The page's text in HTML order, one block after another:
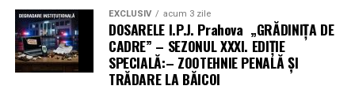
EXCLUSIV acum 3 zile
DOSARELE I.P.J. Prahova „GRĂDINIȚA DE
CADRE” – SEZONUL XXXI. EDIȚIE
SPECIALĂ:– ZOOTEHNIE PENALĂ ȘI
TRĂDARE LA BĂICOI